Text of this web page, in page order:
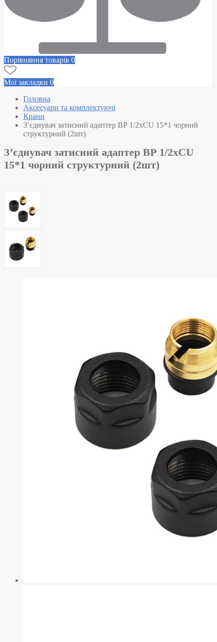
Порівняння товарів 0
Мої закладки 0
Головна
Аксесуари та комплектуючі
Крани
З’єднувач затисний адаптер ВР 1/2хCU 15*1 чорний
структурний (2шт)
З’єднувач затисний адаптер ВР 1/2хCU
15*1 чорний структурний (2шт)